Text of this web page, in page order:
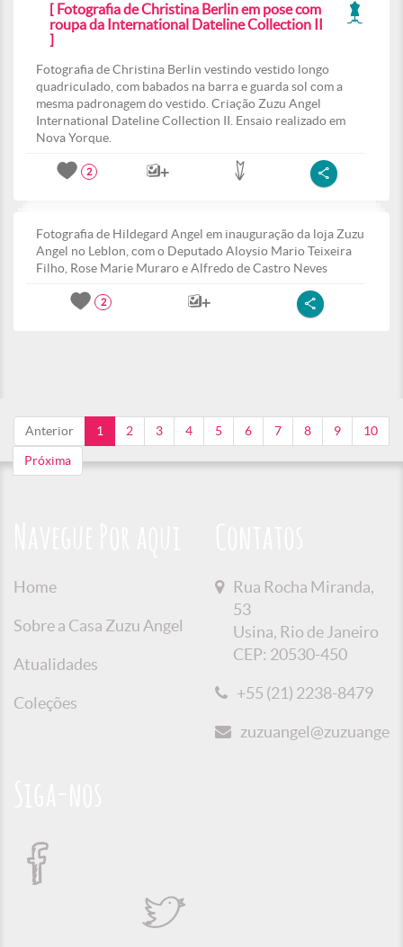
[ Fotografia de Christina Berlin em pose com
roupa da International Dateline Collection II
]
Fotografia de Christina Berlin vestindo vestido longo
quadriculado, com babados na barra e guarda sol com a
mesma padronagem do vestido. Criação Zuzu Angel
International Dateline Collection II. Ensaio realizado em
Nova Yorque.
2
Fotografia de Hildegard Angel em inauguração da loja Zuzu
Angel no Leblon, com o Deputado Aloysio Mario Teixeira
Filho, Rose Marie Muraro e Alfredo de Castro Neves
2
Anterior 1 2 3 4 5 6 7 8 9 10
Próxima
Home
Sobre a Casa Zuzu Angel
Atualidades
Coleções
Rua Rocha Miranda,
53
Usina, Rio de Janeiro
CEP: 20530-450
+55 (21) 2238-8479